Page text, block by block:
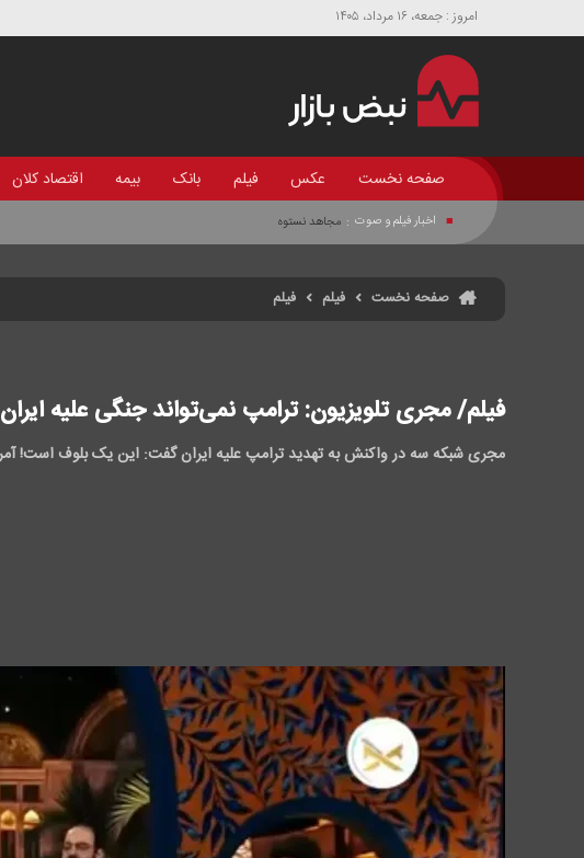
امروز : جمعه، ۱۶ مرداد، ۱۴۰۵
صفحه نخست عکس فیلم بانک بیمه اقتصاد کلان
اخبار فیلم و صوت : مجاهد نستوه
صفحه نخست فیلم فیلم
فیلم/ مجری تلویزیون: ترامپ نمی‌تواند جنگی علیه
مجری شبکه سه در واکنش به تهدید ترامپ علیه ایران گفت: این یک بلوف است!